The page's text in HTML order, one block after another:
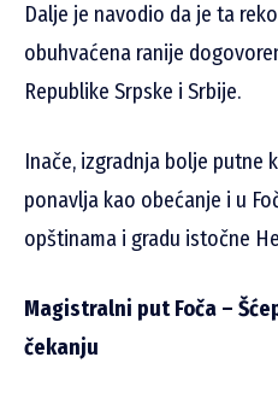
Dalje je navodio da je ta
obuhvaćena ranije
Republike Srpske i Srbije.
Inače, izgradnja bolje putne
ponavlja kao obećanje i u
opštinama i gradu istočne
Magistralni put Foča –
čekanju